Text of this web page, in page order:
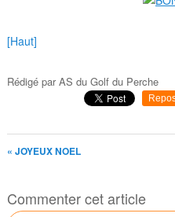
[Haut]
Rédigé parAS du Golf du Perche
« JOYEUX NOEL
Commenter cet article